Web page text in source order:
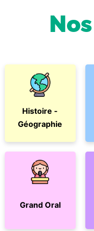
Histoire -
Géographie
Grand Oral